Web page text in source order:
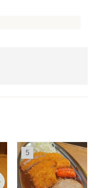
5